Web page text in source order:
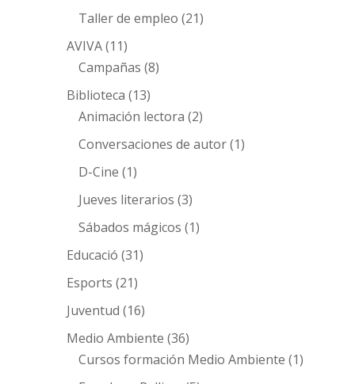
Taller de empleo (21)
AVIVA(11)
Campañas (8)
Biblioteca (13)
Animación lectora (2)
Conversaciones de autor(1)
D-Cine (1)
Jueves literarios (3)
Sábados mágicos (1)
Educació (31)
Esports (21)
Juventud (16)
Medio Ambiente (36)
Cursos formación Medio Ambiente (1)